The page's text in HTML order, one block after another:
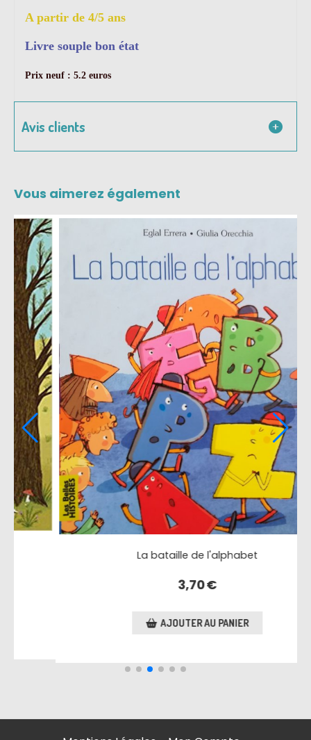
A partir de 4/5 ans
Livre souple bon état
Prix neuf : 5.2 euros
Avis clients
Vous aimerez également
Marion la jalouse
€
AJOUTER AU PANIER